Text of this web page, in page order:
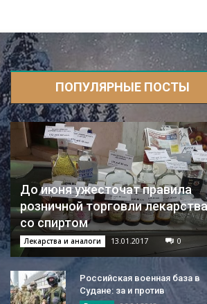
ПОПУЛЯРНЫЕ ПОСТЫ
До июня ужесточат правила
розничной торговли
со спиртом
Лекарства и аналоги 13.01.2017 0
Российская военная база в
Судане: за и против